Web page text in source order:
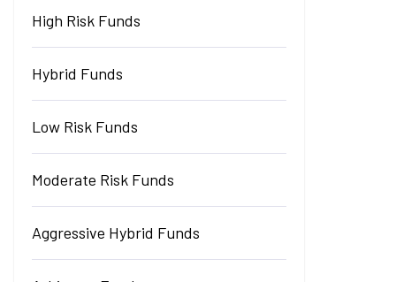
High Risk Funds
Hybrid Funds
Low Risk Funds
Moderate Risk Funds
Aggressive Hybrid Funds